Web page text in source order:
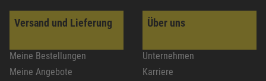
Versand und Lieferung
Meine Bestellungen
Meine Angebote
Über uns
Unternehmen
Karriere